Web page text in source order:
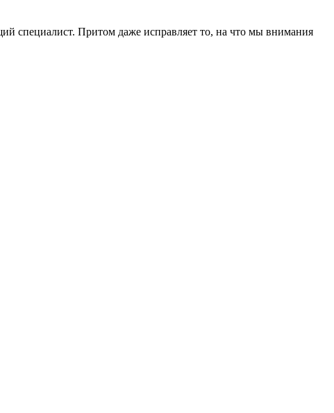
специалист. Притом даже исправляет то, на что мы внимания